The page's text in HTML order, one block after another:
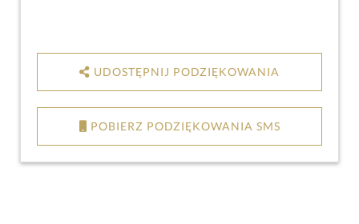
UDOSTĘPNIJ PODZIĘKOWANIA
POBIERZ PODZIĘKOWANIA SMS